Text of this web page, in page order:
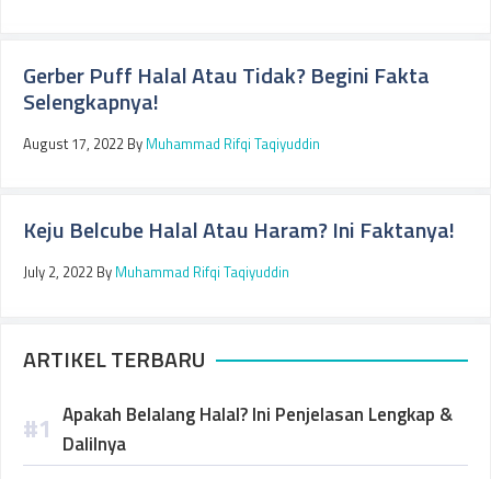
Gerber Puff Halal Atau Tidak? Begini Fakta
Selengkapnya!
August 17, 2022 By Muhammad Rifqi Taqiyuddin
Keju Belcube Halal Atau Haram? Ini Faktanya!
July 2, 2022 By Muhammad Rifqi Taqiyuddin
ARTIKEL TERBARU
Apakah Belalang Halal? Ini Penjelasan Lengkap &
Dalilnya